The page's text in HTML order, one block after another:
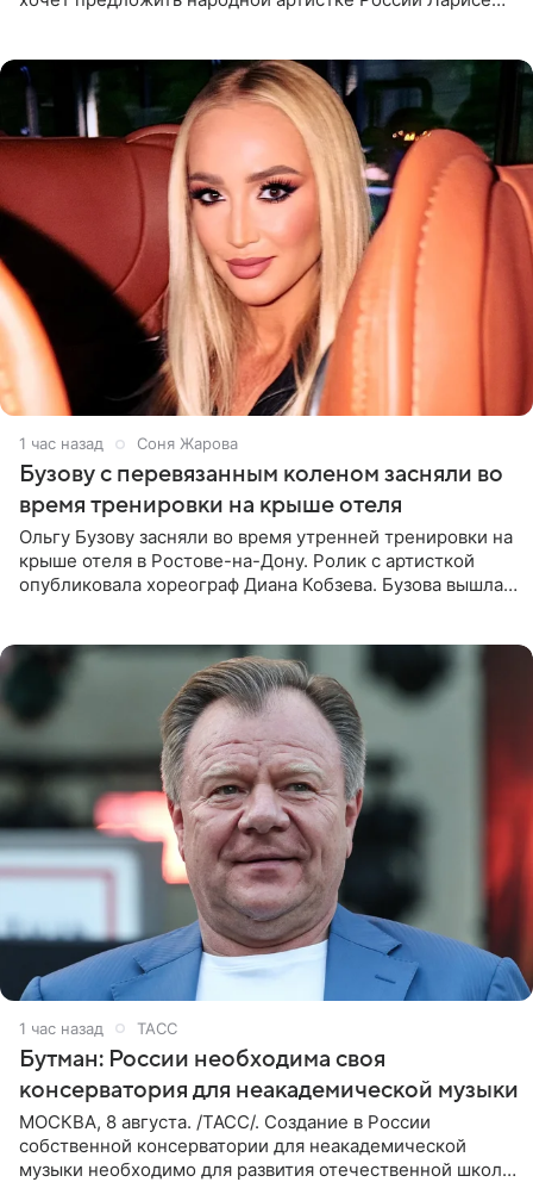
1 час назад Соня Жарова
Бузову с перевязанным коленом засняли во
время тренировки на крыше отеля
Ольгу Бузову засняли во время утренней тренировки на
крыше отеля в Ростове-на-Дону. Ролик с артисткой
опубликовала хореограф Диана Кобзева. Бузова вышла
1 час назад ТАСС
Бутман: России необходима своя
консерватория для неакадемической музыки
МОСКВА, 8 августа. /ТАСС/. Создание в России
собственной консерватории для неакадемической
музыки необходимо для развития отечественной школы